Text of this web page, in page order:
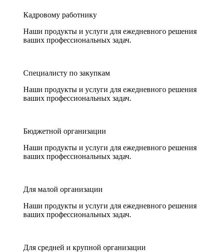
Кадровому работнику
Наши продукты и услуги для ежедневного решения
ваших профессиональных задач.
Специалисту по закупкам
Наши продукты и услуги для ежедневного решения
ваших профессиональных задач.
Бюджетной организации
Наши продукты и услуги для ежедневного решения
ваших профессиональных задач.
Для малой организации
Наши продукты и услуги для ежедневного решения
ваших профессиональных задач.
Для средней и крупной организации